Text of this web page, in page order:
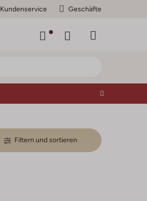
Kundenservice Geschäfte
Filtern und sortieren